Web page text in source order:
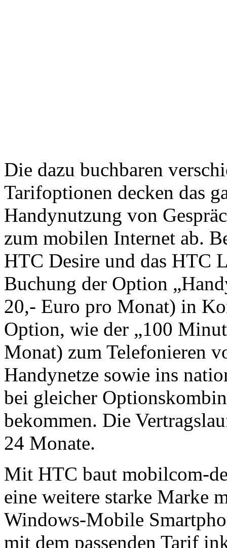
Die dazu buchbaren
Tarifoptionen decken das
Handynutzung von
zum mobilen Internet ab.
HTC Desire und das HTC
Buchung der Option
20,- Euro pro Monat) in
Option, wie der „100
Monat) zum Telefonieren
Handynetze sowie ins
bei gleicher
bekommen. Die
24 Monate.
Mit HTC baut mobilcom-
eine weitere starke Marke
Windows-Mobile
mit dem passenden Tarif